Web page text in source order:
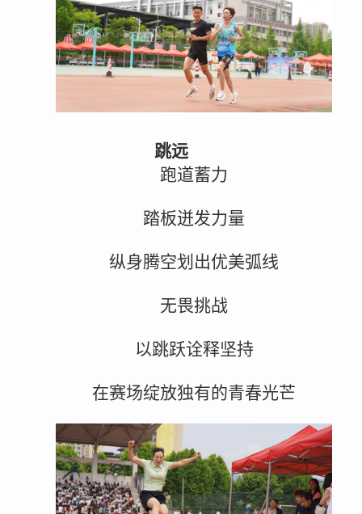
跳远
跑道蓄力
踏板迸发力量
纵身腾空划出优美弧线
无畏挑战
以跳跃诠释坚持
在赛场绽放独有的青春光芒